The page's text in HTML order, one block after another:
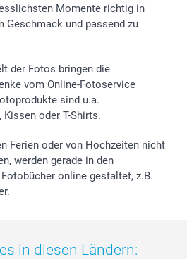
Momente richtig in
Geschmack und passend zu
der Fotos bringen die
vom Online-Fotoservice
sind u.a.
oder T-Shirts.
Ferien oder von Hochzeiten nicht
werden gerade in den
online gestaltet, z.B.
in diesen Ländern: